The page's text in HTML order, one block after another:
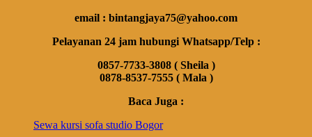
email : bintangjaya75@yahoo.com
Pelayanan 24 jam hubungi Whatsapp/Telp :
0857-7733-3808 ( Sheila )
0878-8537-7555 ( Mala )
Baca Juga :
Sewa kursi sofa studio Bogor